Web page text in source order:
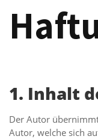
1. Inhalt
Der Autor
Autor, welche sich